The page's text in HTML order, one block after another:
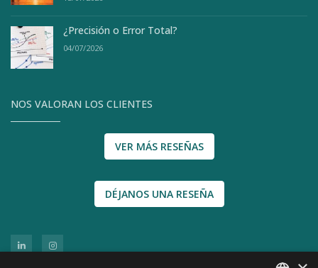
¿Precisión o Error Total?
04/07/2026
NOS VALORAN LOS CLIENTES
VER MÁS RESEÑAS
DÉJANOS UNA RESEÑA